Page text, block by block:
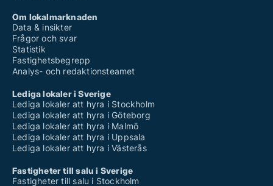
Om lokalmarknaden
Data & insikter
Frågor och svar
Statistik
Fastighetsbegrepp
Analys- och redaktionsteamet
Lediga lokaler i Sverige
Lediga lokaler att hyra i Stockholm
Lediga lokaler att hyra i Göteborg
Lediga lokaler att hyra i Malmö
Lediga lokaler att hyra i Uppsala
Lediga lokaler att hyra i Västerås
Fastigheter till salu i Sverige
Fastigheter till salu i Stockholm